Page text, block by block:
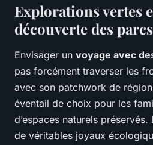
Explorations vertes
découverte des
Envisager un voyage avec
pas forcément traverser les
avec son patchwork de
éventail de choix pour les
d’espaces naturels
de véritables joyaux